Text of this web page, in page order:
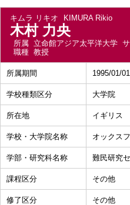
キムラ リキオ KIMURA Rikio
木村 力央
所属 立命館アジア太平洋大学
職種 教授
所属期間 1995/01/
学校種類区分 大学院
所在地 イギリス
学校・大学院名称 オックス
学部・研究科名称 難民研究
課程区分 その他
修了区分 その他